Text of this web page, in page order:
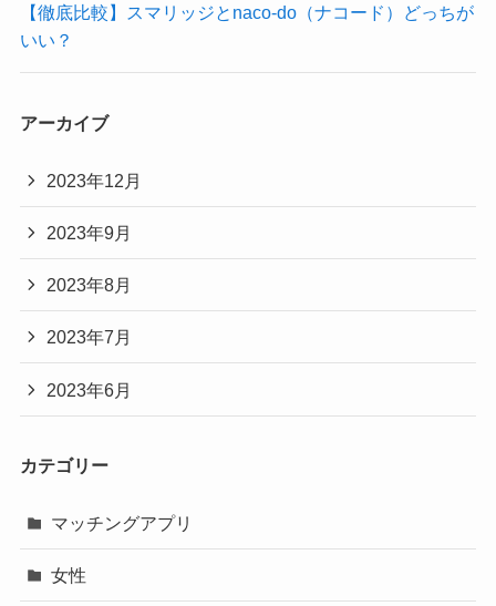
【徹底比較】スマリッジとnaco-do（ナコード）どっちが
いい？
アーカイブ
2023年12月
2023年9月
2023年8月
2023年7月
2023年6月
カテゴリー
マッチングアプリ
女性